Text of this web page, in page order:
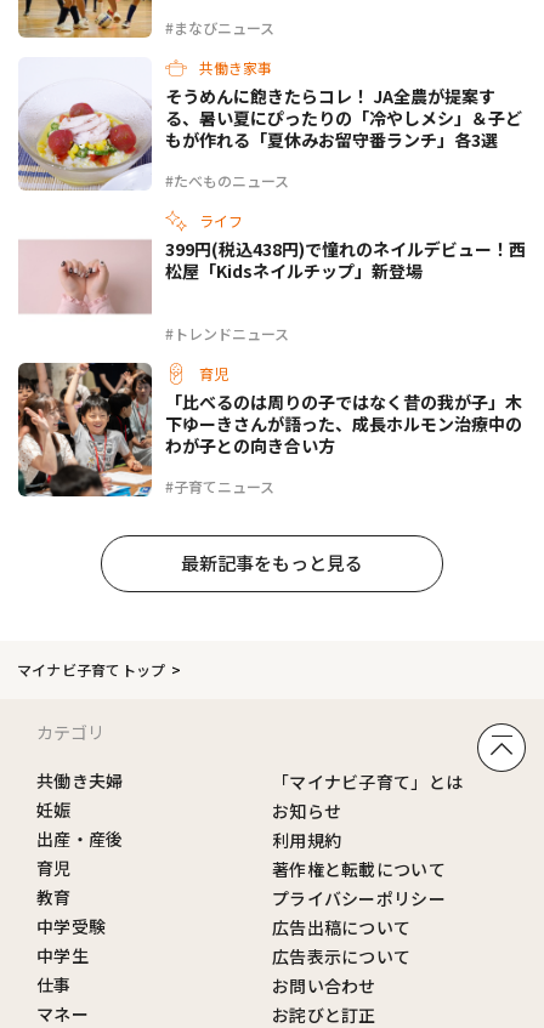
#まなびニュース
共働き家事
#たべものニュース
そうめんに飽きたらコレ！ JA全農が提案す
る、暑い夏にぴったりの「冷やしメシ」＆子ど
もが作れる「夏休みお留守番ランチ」各3選
ライフ
#トレンドニュース
399円(税込438円)で憧れのネイルデビュー！西
松屋「Kidsネイルチップ」新登場
育児
#子育てニュース
「比べるのは周りの子ではなく昔の我が子」木
下ゆーきさんが語った、成長ホルモン治療中の
わが子との向き合い方
最新記事をもっと見る
マイナビ子育てトップ
カテゴリ
共働き夫婦
妊娠
出産・産後
育児
教育
中学受験
中学生
仕事
マネー
「マイナビ子育て」とは
お知らせ
利用規約
著作権と転載について
プライバシーポリシー
広告出稿について
広告表示について
お問い合わせ
お詫びと訂正